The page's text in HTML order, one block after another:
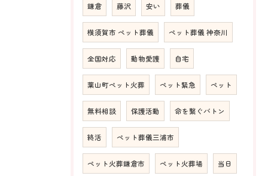
鎌倉 藤沢 安い 葬儀
横須賀市 ペット葬儀 ペット葬儀 神奈川
全国対応 動物愛護 自宅
葉山町ペット火葬 ペット緊急 ペット
無料相談 保護活動 命を繋ぐバトン
終活 ペット葬儀三浦市
ペット火葬鎌倉市 ペット火葬場 当日